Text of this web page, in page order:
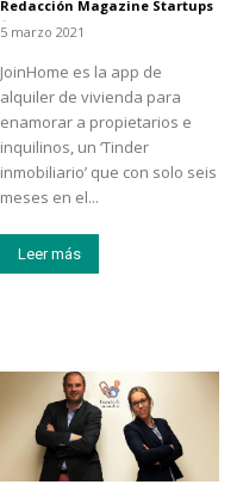
Redacción Magazine Startups
-
5 marzo 2021
JoinHome es la app de
alquiler de vivienda para
enamorar a propietarios e
inquilinos, un ‘Tinder
inmobiliario’ que con solo seis
meses en el...
Leer más